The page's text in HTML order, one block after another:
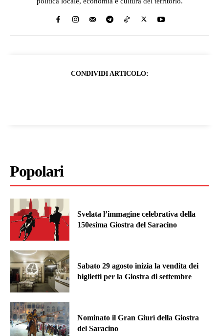
CONDIVIDI ARTICOLO:
Popolari
Svelata l’immagine celebrativa della
150esima Giostra del Saracino
Sabato 29 agosto inizia la vendita dei
biglietti per la Giostra di settembre
Nominato il Gran Giurì della Giostra
del Saracino